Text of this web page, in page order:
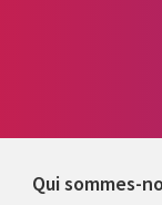
Qui sommes-